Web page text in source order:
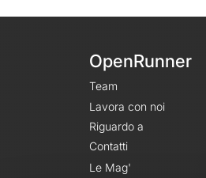
OpenRunner
Team
Lavora con noi
Riguardo a
Contatti
Le Mag'